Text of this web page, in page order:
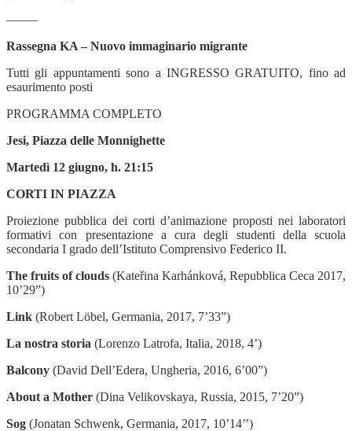
——–
Rassegna KA – Nuovo immaginario migrante
Tutti gli appuntamenti sono a INGRESSO GRATUITO, fino ad
esaurimento posti
PROGRAMMA COMPLETO
Jesi, Piazza delle Monnighette
Martedì 12 giugno, h. 21:15
CORTI IN PIAZZA
Proiezione pubblica dei corti d’animazione proposti nei laboratori
formativi con presentazione a cura degli studenti della scuola
secondaria I grado dell’Istituto Comprensivo Federico II.
The fruits of clouds (Kateřina Karhánková, Repubblica Ceca 2017,
10’29”)
Link (Robert Löbel, Germania, 2017, 7’33”)
La nostra storia (Lorenzo Latrofa, Italia, 2018, 4’)
Balcony (David Dell’Edera, Ungheria, 2016, 6’00”)
About a Mother (Dina Velikovskaya, Russia, 2015, 7’20”)
Sog (Jonatan Schwenk, Germania, 2017, 10’14’’)